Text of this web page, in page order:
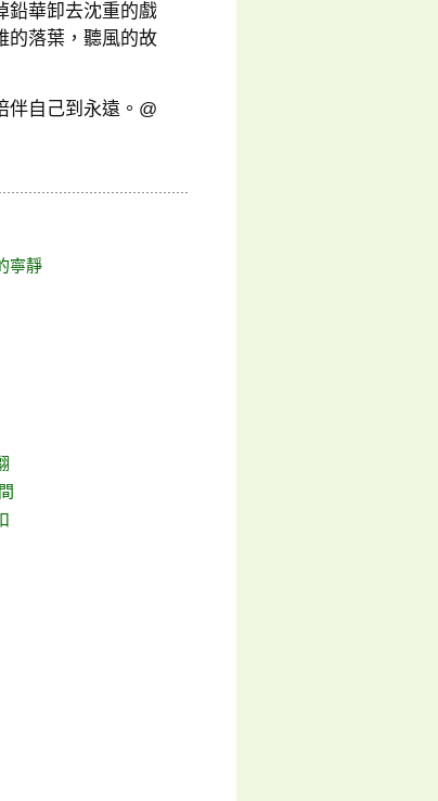
鉛華卸去沈重的戲
的落葉，聽風的故
伴自己到永遠。@
寧靜